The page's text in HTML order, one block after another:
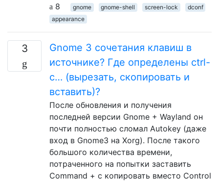
8
gnome gnome-shell screen-lock
dconf
appearance
3
Gnome 3 сочетания клавиш в
источнике? Где определены ctrl-
c… (вырезать, скопировать и
вставить)?
После обновления и получения
последней версии Gnome + Wayland он
почти полностью сломал Autokey (даже
вход в Gnome3 на Xorg). После такого
большого количества времени,
потраченного на попытки заставить
Command + c копировать вместо Control